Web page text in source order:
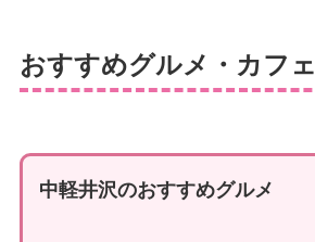
おすすめグルメ・カフェ
中軽井沢のおすすめグルメ